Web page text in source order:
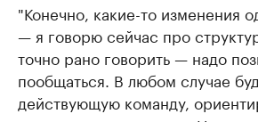
"Конечно, какие-то изменения
— я говорю сейчас про
точно рано говорить — надо
пообщаться. В любом случае
действующую команду,